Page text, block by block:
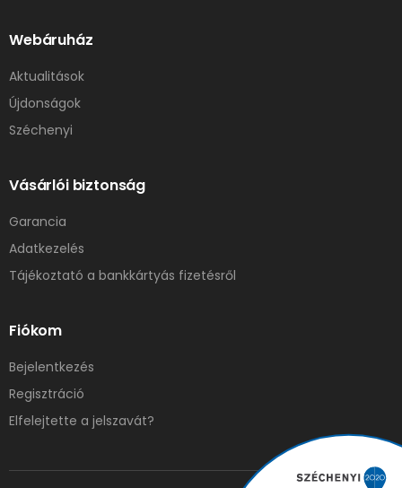
Webáruház
Aktualitások
Újdonságok
Széchenyi
Vásárlói biztonság
Garancia
Adatkezelés
Tájékoztató a bankkártyás fizetésről
Fiókom
Bejelentkezés
Regisztráció
Elfelejtette a jelszavát?